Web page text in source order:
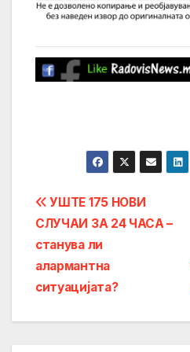
Post
navigation
УШТЕ 175 НОВИ
СЛУЧАИ ЗА 24 ЧАСА –
станува ли
алармантна
ситуацијата?